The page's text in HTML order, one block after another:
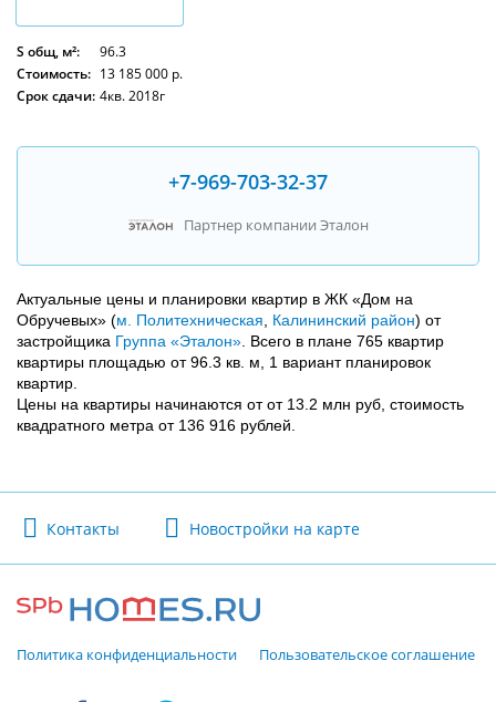
S общ, м²:
96.3
Стоимость: 13 185 000 р.
Срок сдачи: 4кв. 2018г
+7-969-703-32-37
Партнер компании Эталон
Актуальные цены и планировки квартир в ЖК «Дом на
Обручевых» (м. Политехническая, Калининский район) от
застройщика Группа «Эталон». Всего в плане 765 квартир
квартиры площадью от 96.3 кв. м, 1 вариант планировок
квартир.
Цены на квартиры начинаются от от 13.2 млн руб, стоимость
квадратного метра от 136 916 рублей.
Контакты Новостройки на карте
Политика конфиденциальности Пользовательское соглашение